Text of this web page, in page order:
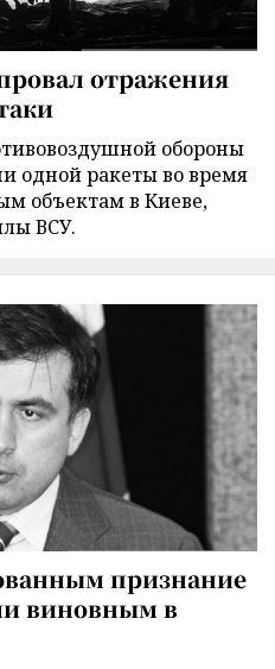
отражения
обороны
одной ракеты во время
объектам в Киеве,
ВСУ.
признание
виновным в